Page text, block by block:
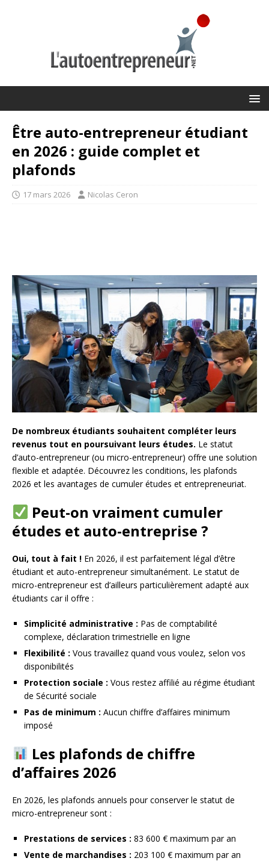
Être auto-entrepreneur étudiant
en 2026 : guide complet et
plafonds
17 mars 2026 Nicolas Ceron
De nombreux étudiants souhaitent compléter leurs
revenus tout en poursuivant leurs études. Le statut
d’auto-entrepreneur (ou micro-entrepreneur) offre une solution
flexible et adaptée. Découvrez les conditions, les plafonds
2026 et les avantages de cumuler études et entrepreneuriat.
Peut-on vraiment cumuler
études et auto-entreprise ?
Oui, tout à fait ! En 2026, il est parfaitement légal d’être
étudiant et auto-entrepreneur simultanément. Le statut de
micro-entrepreneur est d’ailleurs particulièrement adapté aux
étudiants car il offre :
Simplicité administrative : Pas de comptabilité
complexe, déclaration trimestrielle en ligne
Flexibilité : Vous travaillez quand vous voulez, selon vos
disponibilités
Protection sociale : Vous restez affilié au régime étudiant
de Sécurité sociale
Pas de minimum : Aucun chiffre d’affaires minimum
imposé
Les plafonds de chiffre
d’affaires 2026
En 2026, les plafonds annuels pour conserver le statut de
micro-entrepreneur sont :
Prestations de services : 83 600 € maximum par an
Vente de marchandises : 203 100 € maximum par an